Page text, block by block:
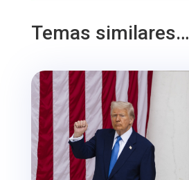
Temas similares…